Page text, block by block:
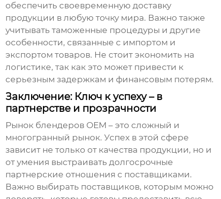
обеспечить своевременную доставку
продукции в любую точку мира. Важно также
учитывать таможенные процедуры и другие
особенности, связанные с импортом и
экспортом товаров. Не стоит экономить на
логистике, так как это может привести к
серьезным задержкам и финансовым потерям.
Заключение: Ключ к успеху – в
партнерстве и прозрачности
Рынок блендеров OEM – это сложный и
многогранный рынок. Успех в этой сфере
зависит не только от качества продукции, но и
от умения выстраивать долгосрочные
партнерские отношения с поставщиками.
Важно выбирать поставщиков, которым можно